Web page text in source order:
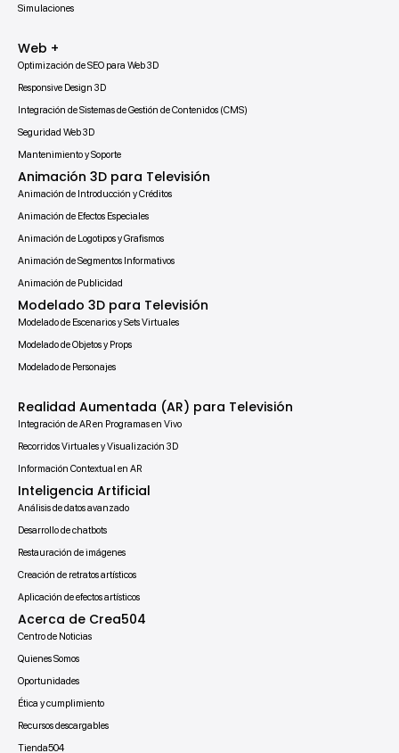
Simulaciones
Web +
Optimización de SEO para Web 3D
Responsive Design 3D
Integración de Sistemas de Gestión de Contenidos (CMS)
Seguridad Web 3D
Mantenimiento y Soporte
Animación 3D para Televisión
Animación de Introducción y Créditos
Animación de Efectos Especiales
Animación de Logotipos y Grafismos
Animación de Segmentos Informativos
Animación de Publicidad
Modelado 3D para Televisión
Modelado de Escenarios y Sets Virtuales
Modelado de Objetos y Props
Modelado de Personajes
Realidad Aumentada (AR) para Televisión
Integración de AR en Programas en Vivo
Recorridos Virtuales y Visualización 3D
Información Contextual en AR
Inteligencia Artificial
Análisis de datos avanzado
Desarrollo de chatbots
Restauración de imágenes
Creación de retratos artísticos
Aplicación de efectos artísticos
Acerca de Crea504
Centro de Noticias
Quienes Somos
Oportunidades
Ética y cumplimiento
Recursos descargables
Tienda504